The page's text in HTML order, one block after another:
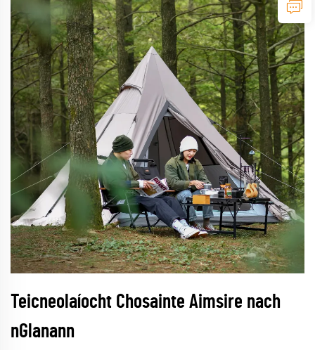
Teicneolaíocht Chosainte Aimsire nach
nGlanann